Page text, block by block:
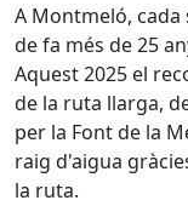
A Montmeló,
de fa més de 25
Aquest 2025 el
de la ruta llarga,
per la Font de la
raig d'aigua
la ruta.